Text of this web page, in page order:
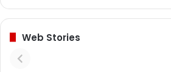
Web Stories